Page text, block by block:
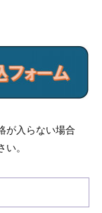
が入らない場合
。